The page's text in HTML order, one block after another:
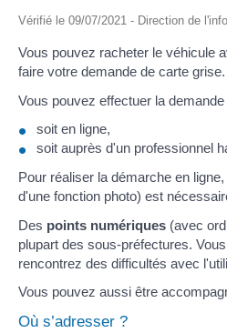
Vérifié le 09/07/2021 - Direction de
Vous pouvez racheter le véhicule
faire votre demande de carte
Vous pouvez effectuer la
soit en ligne,
soit auprès d'un professionnel
Pour réaliser la démarche en
d'une fonction photo) est
Des points numériques (avec
plupart des sous-préfectures.
rencontrez des difficultés avec
Vous pouvez aussi être
Où s’adresser ?